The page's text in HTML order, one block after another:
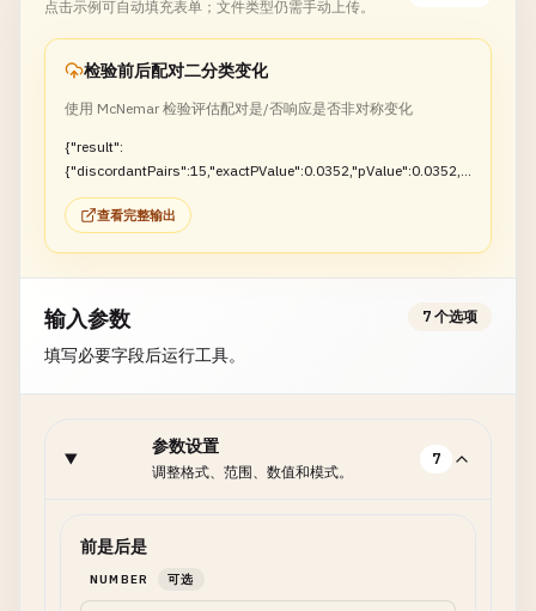
点击示例可自动填充表单；文件类型仍需手动上传。
检验前后配对二分类变化
使用 McNemar 检验评估配对是/否响应是否非对称变化
{"result":
{"discordantPairs":15,"exactPValue":0.0352,"pValue":0.0352,"r
ejectNull":true}}
查看完整输出
输入参数
填写必要字段后运行工具。
7 个选项
参数设置
调整格式、范围、数值和模式。
7
前是后是
NUMBER 可选